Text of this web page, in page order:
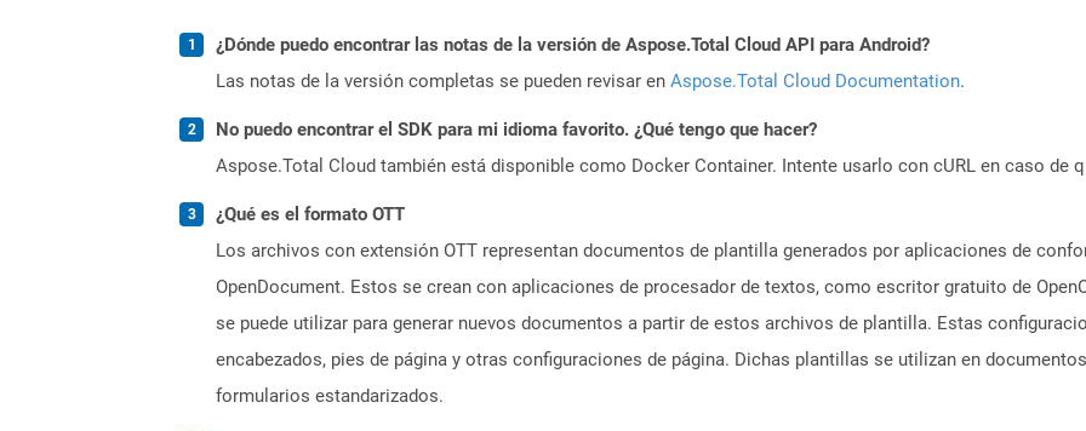
¿Dónde puedo encontrar las notas de la versión de Aspose.Total Cloud API para Android?
Las notas de la versión completas se pueden revisar en Aspose.Total Cloud Documentation.
No puedo encontrar el SDK para mi idioma favorito. ¿Qué tengo que hacer?
Aspose.Total Cloud también está disponible como Docker Container. Intente usarlo con cURL en caso de
¿Qué es el formato OTT
Los archivos con extensión OTT representan documentos de plantilla generados por aplicaciones de
OpenDocument. Estos se crean con aplicaciones de procesador de textos, como escritor gratuito de
se puede utilizar para generar nuevos documentos a partir de estos archivos de plantilla. Estas
encabezados, pies de página y otras configuraciones de página. Dichas plantillas se utilizan en
formularios estandarizados.